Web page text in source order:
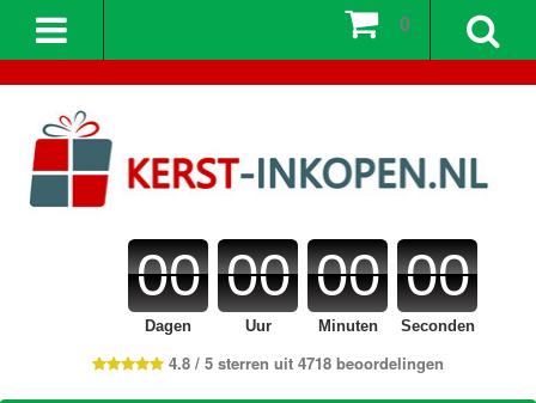
00
Dagen
00
Uur
00
Minuten
00
Seconden
4.8 / 5 sterren uit 4718 beoordelingen
0